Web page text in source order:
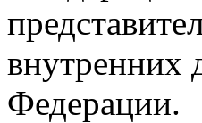
внутренних
Федерации.